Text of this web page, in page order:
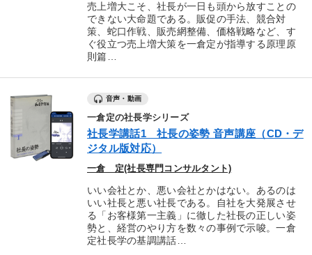
売上増大こそ、社長が一日も頭から放すことの
できない大命題である。販促の手法、競合対
策、蛇口作戦、販売網整備、価格戦略など、す
ぐ役立つ売上増大策を一倉定が指導する原理原
則篇…
音声・動画
一倉定の社長学シリーズ
社長学講話1 社長の姿勢 音声講座（CD・デ
ジタル版対応）
一倉 定(社長専門コンサルタント)
いい会社とか、悪い会社とかはない。あるのは
いい社長と悪い社長である。自社を大発展させ
る「お客様第一主義」に徹した社長の正しい姿
勢と、経営のやり方を数々の事例で示唆。一倉
定社長学の基調講話…